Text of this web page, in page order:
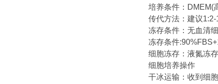
培养条件：DMEM(
传代方法：建议
冻存条件：无血清
冻存条件
细胞冻存：液氮冻存
细胞培养操作
干冰运输：收到细